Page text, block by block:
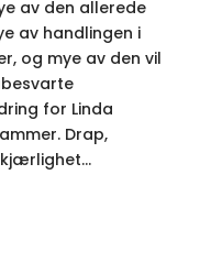
av den allerede
av handlingen i
og mye av den vil
for Linda
Drap,
kjærlighet…